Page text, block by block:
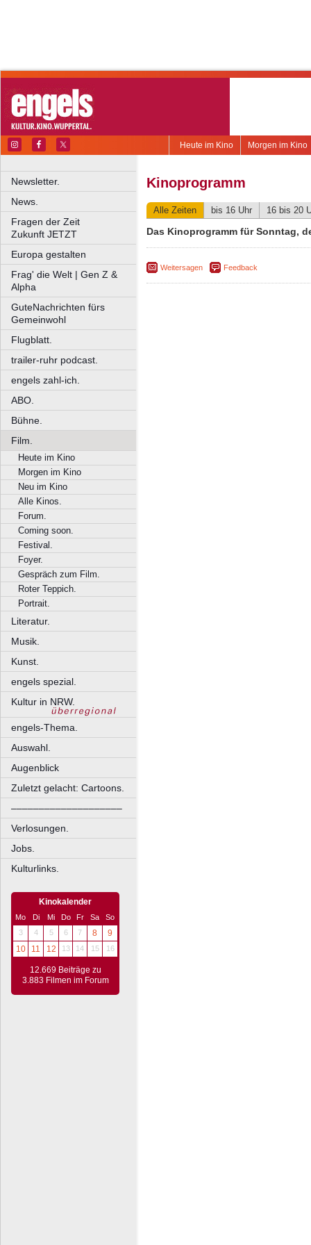
Morgen im Kino
Heute im Kino
Newsletter.
News.
Fragen der Zeit
Zukunft JETZT
Europa gestalten
Frag' die Welt | Gen Z &
Alpha
GuteNachrichten fürs
Gemeinwohl
Flugblatt.
trailer-ruhr podcast.
engels zahl-ich.
ABO.
Bühne.
Film.
Heute im Kino
Morgen im Kino
Neu im Kino
Alle Kinos.
Forum.
Coming soon.
Festival.
Foyer.
Gespräch zum Film.
Roter Teppich.
Portrait.
Literatur.
Musik.
Kunst.
engels spezial.
Kultur in NRW.
engels-Thema.
Auswahl.
Augenblick
Zuletzt gelacht: Cartoons.
––––––––––––––––––––
Verlosungen.
Jobs.
Kulturlinks.
Kinokalender
Mo Di Mi Do Fr Sa
So
3
4 5 6 7 8
9
10
11 12 13 14 15 16
12.669 Beiträge zu
3.883 Filmen im Forum
Kinoprogramm
Alle Zeiten bis 16 Uhr 16 bis 20
Das Kinoprogramm für Sonntag,
Weitersagen Feedback